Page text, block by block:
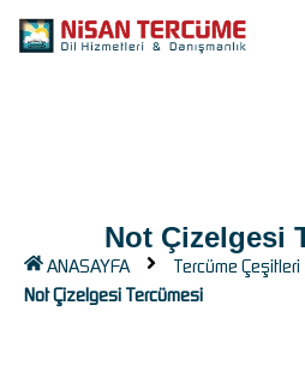
Not Çizelgesi
ANASAYFA
Tercüme Çeşitleri
Not Çizelgesi Tercümesi